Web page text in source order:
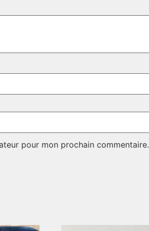
pour mon prochain commentaire.